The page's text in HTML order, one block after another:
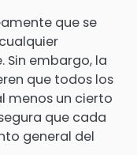
que se
embargo, la
que todos los
menos un cierto
que cada
general del